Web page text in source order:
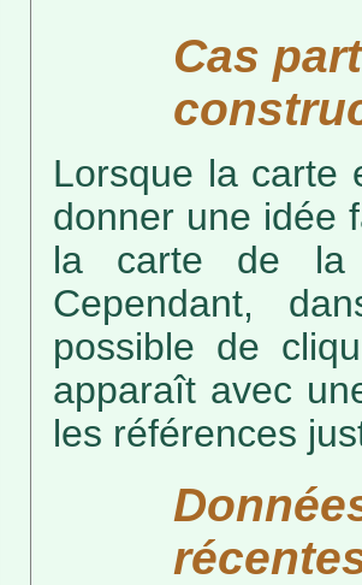
Cas
Lorsque la carte
donner une idée
la carte de la
Cependant,
possible de
apparaît avec
les références